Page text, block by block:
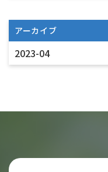
アーカイブ
2023-04